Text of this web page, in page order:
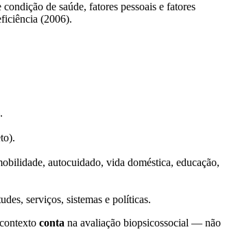
de saúde, fatores pessoais e fatores
(2006).
autocuidado, vida doméstica, educação,
serviços, sistemas e políticas.
conta na avaliação biopsicossocial — não